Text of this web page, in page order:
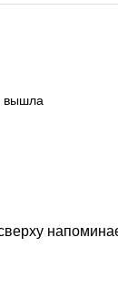
вышла